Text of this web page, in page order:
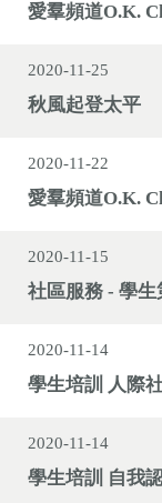
愛羣頻道O.K.
2020-11-25
秋風起登太平
2020-11-22
愛羣頻道O.K.
2020-11-15
社區服務 - 學
2020-11-14
學生培訓 人際
2020-11-14
學生培訓 自我